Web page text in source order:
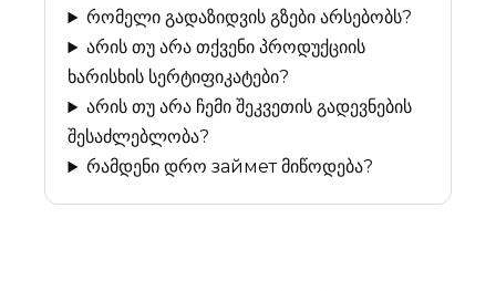
რომელი გადაზიდვის გზები არსებობს?
არის თუ არა თქვენი პროდუქციის
ხარისხის სერტიფიკატები?
არის თუ არა ჩემი შეკვეთის გადევნების
შესაძლებლობა?
რამდენი დრო займет მიწოდება?